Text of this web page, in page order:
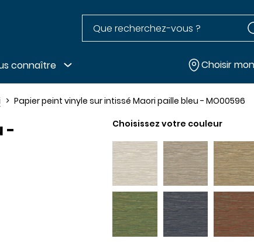
Rechercher dans le site
connaître Choisir
Papier peint vinyle sur intissé Maori paille bleu - MO00596
-
Choisissez votre couleur